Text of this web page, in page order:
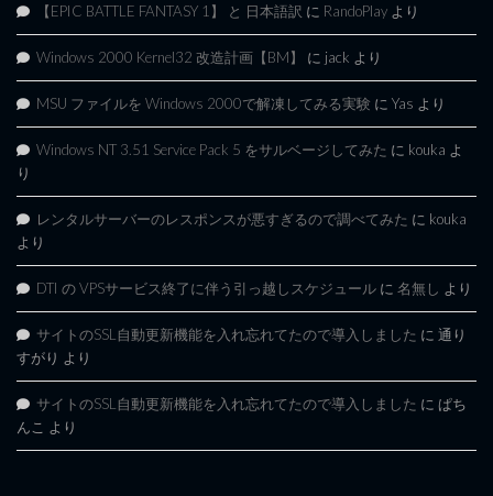
【EPIC BATTLE FANTASY 1】 と 日本語訳 に RandoPlay より
Windows 2000 Kernel32 改造計画【BM】 に jack より
MSU ファイルを Windows 2000で解凍してみる実験 に Yas より
Windows NT 3.51 Service Pack 5 をサルベージしてみた に kouka よ
り
レンタルサーバーのレスポンスが悪すぎるので調べてみた に kouka
より
DTI の VPSサービス終了に伴う引っ越しスケジュール に 名無し より
サイトのSSL自動更新機能を入れ忘れてたので導入しました に 通り
すがり より
サイトのSSL自動更新機能を入れ忘れてたので導入しました に ぱち
んこ より